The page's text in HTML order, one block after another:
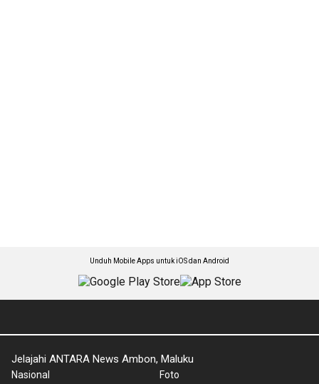
Unduh Mobile Apps untuk iOS dan Android
Jelajahi ANTARA News Ambon, Maluku
Nasional Foto